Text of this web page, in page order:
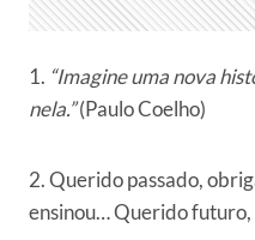
1. “Imagine uma nova
nela.”(Paulo Coelho)
2. Querido passado,
ensinou… Querido